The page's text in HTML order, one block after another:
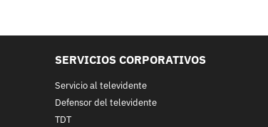
SERVICIOS CORPORATIVOS
Servicio al televidente
Defensor del televidente
TDT